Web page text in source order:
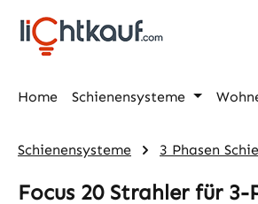
Hauptinhalt springen
Zur Suche springen
Zur Hauptnavigation springen
Home Schienensysteme
Schienensysteme 3 Phasen
Focus 20 Strahler für 3-